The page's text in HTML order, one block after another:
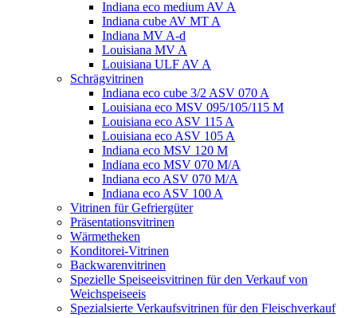
Indiana eco medium AV A
Indiana cube AV MT A
Indiana MV A-d
Louisiana MV A
Louisiana ULF AV A
Schrägvitrinen
Indiana eco cube 3/2 ASV 070 A
Louisiana eco MSV 095/105/115 M
Louisiana eco ASV 115 A
Louisiana eco ASV 105 A
Indiana eco MSV 120 M
Indiana eco MSV 070 M/A
Indiana eco ASV 070 M/A
Indiana eco ASV 100 A
Vitrinen für Gefriergüter
Präsentationsvitrinen
Wärmetheken
Konditorei-Vitrinen
Backwarenvitrinen
Spezielle Speiseeisvitrinen für den Verkauf von
Weichspeiseeis
Spezialsierte Verkaufsvitrinen für den Fleischverkauf